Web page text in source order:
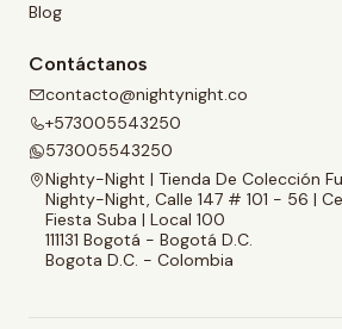
Blog
Contáctanos
contacto@nightynight.co
+573005543250
573005543250
Nighty-Night | Tienda De Colección
Nighty-Night, Calle 147 # 101 - 56 |
Fiesta Suba | Local 100
111131 Bogotá - Bogotá D.C.
Bogota D.C. - Colombia